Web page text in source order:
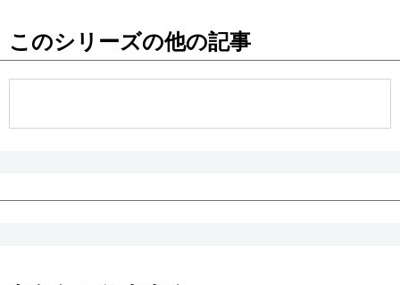
お知らせ
このシリーズの他の記事